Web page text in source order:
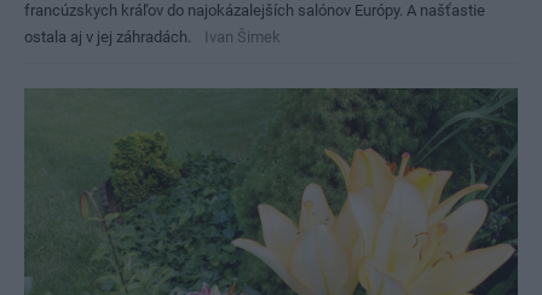
francúzskych kráľov do najokázalejších salónov Európy. A našťastie
ostala aj v jej záhradách.
Ivan Šimek